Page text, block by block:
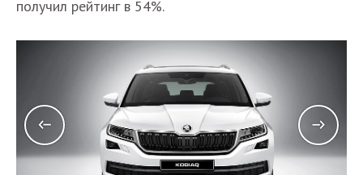
получил рейтинг в 54%.